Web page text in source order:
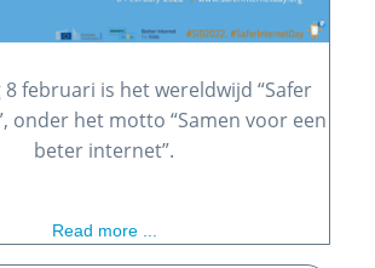
8 februari is het wereldwijd “Safer
onder het motto “Samen voor een
beter internet”.
Read more ...